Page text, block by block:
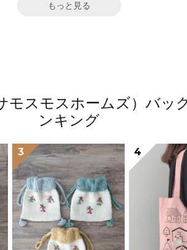
もっと見る
モスモスホームズ）バッ
ンキング
3 4